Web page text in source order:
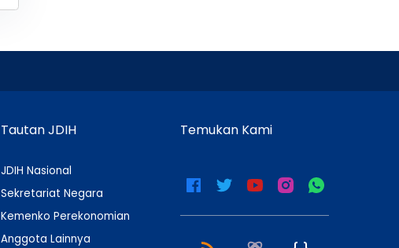
Tautan JDIH
JDIH Nasional
Sekretariat Negara
Kemenko Perekonomian
Anggota Lainnya
Temukan Kami